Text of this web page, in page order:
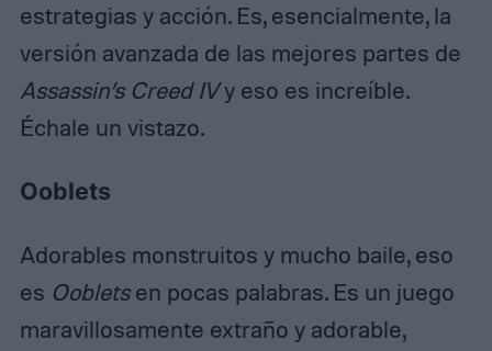
estrategias y acción. Es, esencialmente, la
versión avanzada de las mejores partes de
Assassin’s Creed IVy eso es increíble.
Échale un vistazo.
Ooblets
Adorables monstruitos y mucho baile, eso
es Oobletsen pocas palabras. Es un juego
maravillosamente extraño y adorable,